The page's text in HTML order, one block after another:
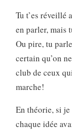
Tu t’es réveillé
en parler, mais
Ou pire, tu
certain qu’on
club de ceux
marche!
En théorie, si je
chaque idée